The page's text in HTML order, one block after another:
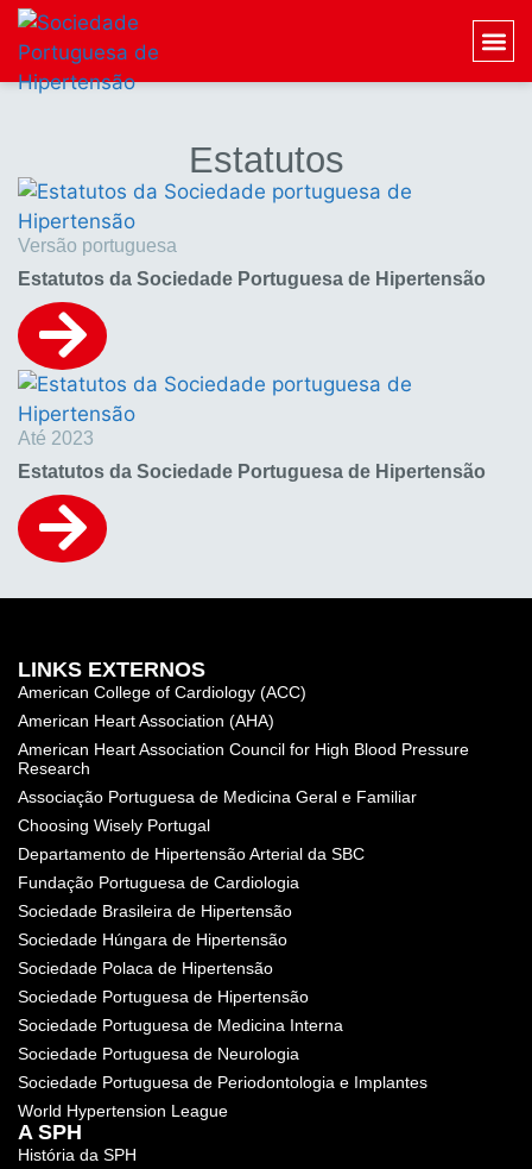
Estatutos
Versão portuguesa
Estatutos da Sociedade Portuguesa de Hipertensão
Até 2023
Estatutos da Sociedade Portuguesa de Hipertensão
A SPH
História da SPH
LINKS EXTERNOS
American College of Cardiology (ACC)
American Heart Association (AHA)
American Heart Association Council for High Blood Pressure
Research
Associação Portuguesa de Medicina Geral e Familiar
Choosing Wisely Portugal
Departamento de Hipertensão Arterial da SBC
Fundação Portuguesa de Cardiologia
Sociedade Brasileira de Hipertensão
Sociedade Húngara de Hipertensão
Sociedade Polaca de Hipertensão
Sociedade Portuguesa de Hipertensão
Sociedade Portuguesa de Medicina Interna
Sociedade Portuguesa de Neurologia
Sociedade Portuguesa de Periodontologia e Implantes
World Hypertension League